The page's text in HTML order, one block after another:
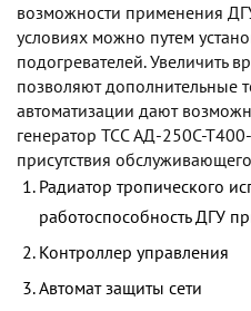
возможности применения
условиях можно путем
подогревателей. Увеличить
позволяют дополнительные
автоматизации дают
генератор TCC АД-250С-
присутствия
Радиатор тропического
работоспособность ДГУ
Контроллер управления
Автомат защиты сети